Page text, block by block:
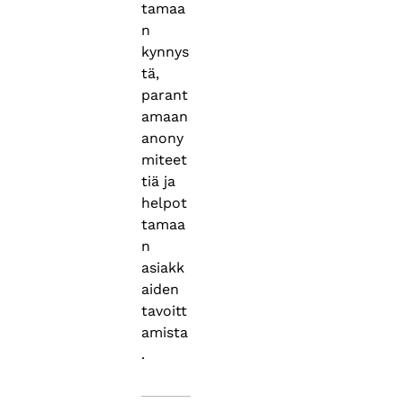
tamaa
n
kynnys
tä,
parant
amaan
anony
miteet
tiä ja
helpot
tamaa
n
asiakk
aiden
tavoitt
amista
.